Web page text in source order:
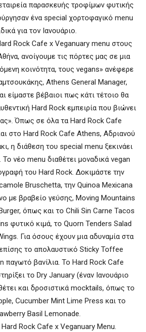
παρασκευής τροφίμων φυτικής
ένα special χορτοφαγικό menu
για τον Ιανουάριο.
Rock Cafe x Veganuary menu στους
ανοίγουμε τις πόρτες μας σε μια
κοινότητα, τους vegans» ανέφερε
Athens General Manager,
είμαστε βέβαιοι πως κάτι τέτοιο θα
Hard Rock εμπειρία που βιώνει
Όπως σε όλα τα Hard Rock Cafe
στο Hard Rock Cafe Athens, Αδριανού
η διάθεση του special menu ξεκινάει
Το νέο menu διαθέτει μοναδικά vegan
του Hard Rock. Δοκιμάστε την
Bruschetta, την Quinoa Mexicana
με βραβείο γεύσης, Moving Mountains
όπως και το Chili Sin Carne Tacos
φυτικό κιμά, το Quorn Tenders Salad
Για όσους έχουν μια αδυναμία στα
το απολαυστικό Sticky Toffee
παγωτό βανίλια. Το Hard Rock Cafe
το Dry January (έναν Ιανουάριο
και δροσιστικά mocktails, όπως το
Cucumber Mint Lime Press και το
Basil Lemonade.
Rock Cafe x Veganuary Menu.